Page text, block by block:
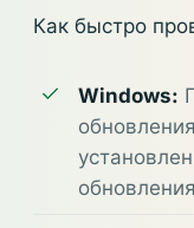
Как быстро
Windows: